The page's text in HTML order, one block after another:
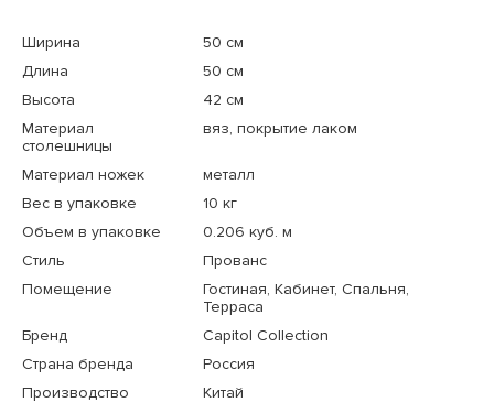
Ширина
50 см
Длина
50 см
Высота
42 см
Материал
столешницы
вяз, покрытие лаком
Материал ножек
металл
Вес в упаковке
10 кг
Объем в упаковке
0.206 куб. м
Стиль
Прованс
Помещение
Гостиная, Кабинет, Спальня,
Терраса
Бренд
Capitol Collection
Страна бренда
Россия
Производство
Китай